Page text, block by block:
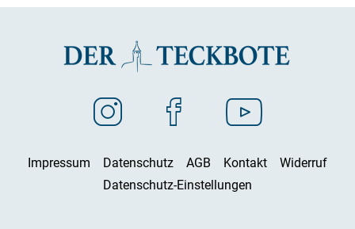
Impressum Datenschutz AGB Kontakt
Widerruf
Datenschutz-Einstellungen